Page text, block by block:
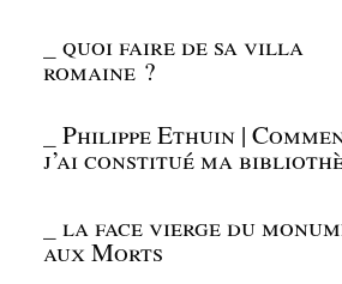
_quoi faire de sa villa
romaine ?
_Philippe Ethuin |
j’ai constitué ma
_la face vierge du
aux Morts